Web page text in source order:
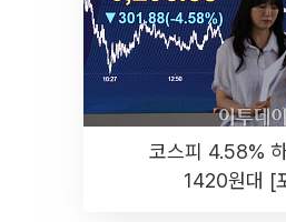
코스피 4.58%
1420원대 [